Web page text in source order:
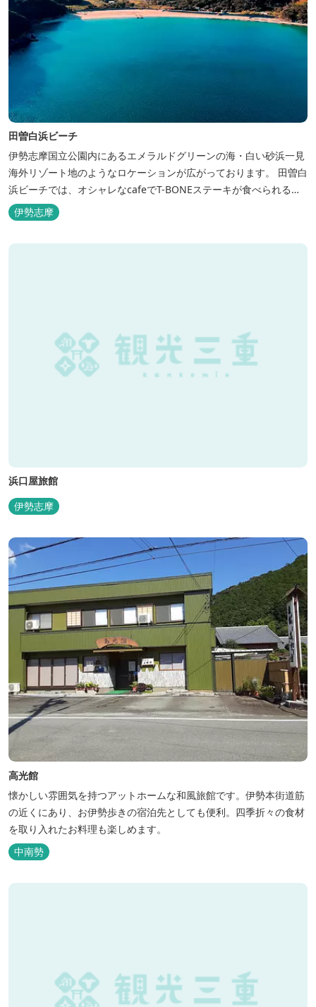
田曽白浜ビーチ
伊勢志摩国立公園内にあるエメラルドグリーンの海・白い砂浜一見
海外リゾート地のようなロケーションが広がっております。 田曽白
浜ビーチでは、オシャレなcafeでT-BONEステーキが食べられる。
又、海を見ながら黄昏るのもよし、アクティブにマリンアクティビ
ティ・スカイダイビング・ヘリコプタークルージングを体験するこ
ともできます。 是非、田曽白浜にございます施設紹介のVTRをご参
伊勢志摩
浜口屋旅館
伊勢志摩
高光館
懐かしい雰囲気を持つアットホームな和風旅館です。伊勢本街道筋
の近くにあり、お伊勢歩きの宿泊先としても便利。四季折々の食材
を取り入れたお料理も楽しめます。
中南勢